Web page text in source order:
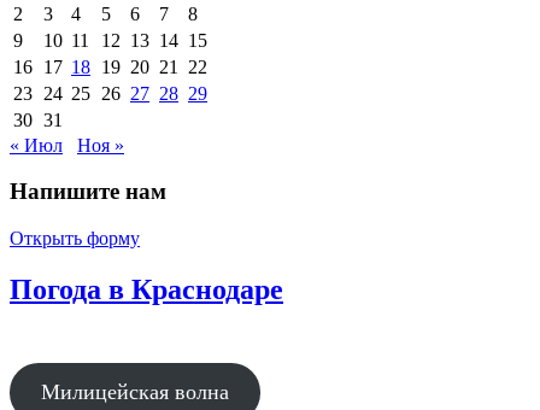
2
3 4 5 6 7
8
9
10 11 12 13 14 15
16 17 18 19 20 21
22
23 24 25 26 27 28 29
30 31
« Июл
Ноя »
Напишите нам
Открыть форму
Погода в Краснодаре
Милицейская волна